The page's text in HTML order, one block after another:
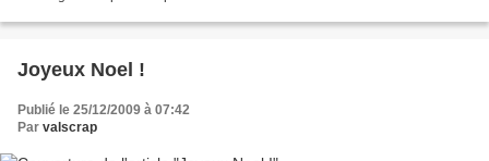
~~~~~~~~~~~~~~~~~~~~~~~~~~~~~~~~~~~~~~~~~~~~~~~~~~~~~~~~~~~
Joyeux Noel !
Publié le 25/12/2009 à 07:42
Par valscrap